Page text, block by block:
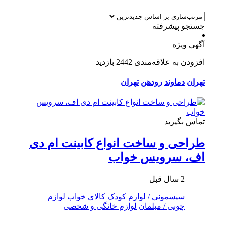
جستجو پیشرفته
آگهی ویژه
افزودن به علاقه‌مندی 2442 بازدید
تهران دماوند رودهن تهران
تماس بگیرید
طراحی و ساخت انواع کابینت ام دی
اف، سرویس خواب
2 سال قبل
سیسمونی / لوازم کودک کالای خواب لوازم
چوبی / مبلمان لوازم خانگی و شخصی